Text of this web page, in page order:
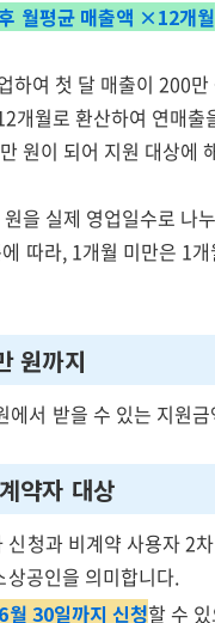
월평균 매출액 ×12개월
하여 첫 달 매출이 200
개월로 환산하여 연매
원이 되어 지원 대상에
을 실제 영업일수로 나
따라, 1개월 미만은 1
원까지
에서 받을 수 있는 지원금
약자 대상
청과 비계약 사용자 2
공인을 의미합니다.
6월 30일까지 신청할 수